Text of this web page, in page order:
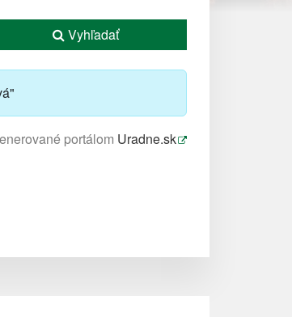
Vyhľadať
portálom Uradne.sk